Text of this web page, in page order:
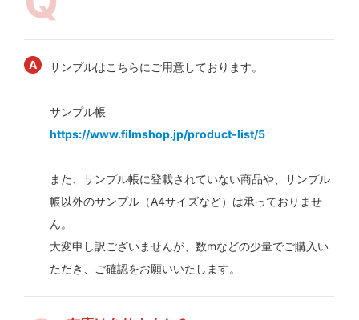
サンプルはこちらにご用意しております。
サンプル帳
https://www.filmshop.jp/product-list/5
また、サンプル帳に登載されていない商品や、サンプル
帳以外のサンプル（A4サイズなど）は承っておりませ
ん。
大変申し訳ございませんが、数mなどの少量でご購入い
ただき、ご確認をお願いいたします。